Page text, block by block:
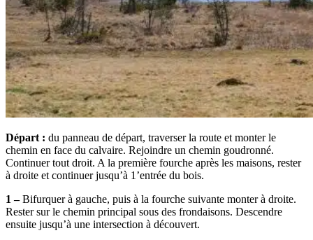
Départ : du panneau de départ, traverser la route et monter le
chemin en face du calvaire. Rejoindre un chemin goudronné.
Continuer tout droit. A la première fourche après les maisons, rester
à droite et continuer jusqu’à 1’entrée du bois.
1 –Bifurquer à gauche, puis à la fourche suivante monter à droite.
Rester sur le chemin principal sous des frondaisons. Descendre
ensuite jusqu’à une intersection à découvert.